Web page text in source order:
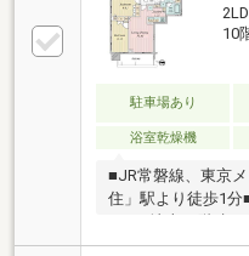
10
駐車場あり
浴室乾燥機
■JR常磐線、東京
住」駅より徒歩1分
ペット相談可（細